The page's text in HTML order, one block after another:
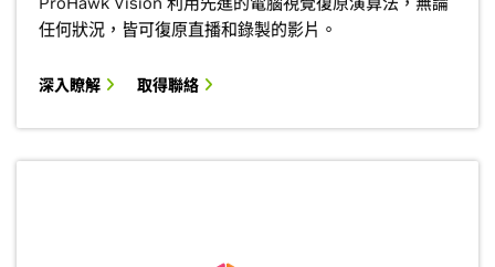
任何狀況，皆可復原直播和錄製的影片。
深入瞭解 取得聯絡